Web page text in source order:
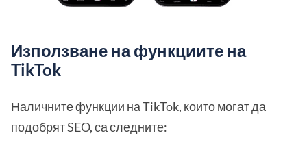
Използване на функциите на
TikTok
Наличните функции на TikTok, които могат да
подобрят SEO, са следните: